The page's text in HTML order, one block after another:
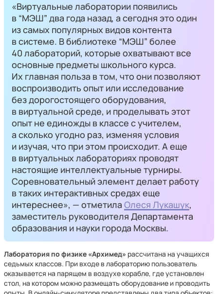
«Виртуальные лаборатории появились
в “МЭШ” два года назад, а сегодня это один
из самых популярных видов контента
в системе. В библиотеке “МЭШ” более
40 лабораторий, которые охватывают все
основные предметы школьного курса.
Их главная польза в том, что они позволяют
воспроизводить опыт или исследование
без дорогостоящего оборудования,
в виртуальной среде, и проделывать этот
опыт не единожды в классе с учителем,
а сколько угодно раз, изменяя условия
и изучая, что при этом происходит. А еще
в виртуальных лабораториях проводят
настоящие интеллектуальные турниры.
Соревновательный элемент делает работу
в таких интерактивных средах еще
интереснее», — отметила Олеся Лукашук,
заместитель руководителя Департамента
образования и науки города Москвы.
Лаборатория по физике «Архимед» рассчитана на учащихся
седьмых классов. При входе в лабораторию пользователь
оказывается на парящем в воздухе корабле, где установлен
стол, на котором можно размещать оборудование и проводить